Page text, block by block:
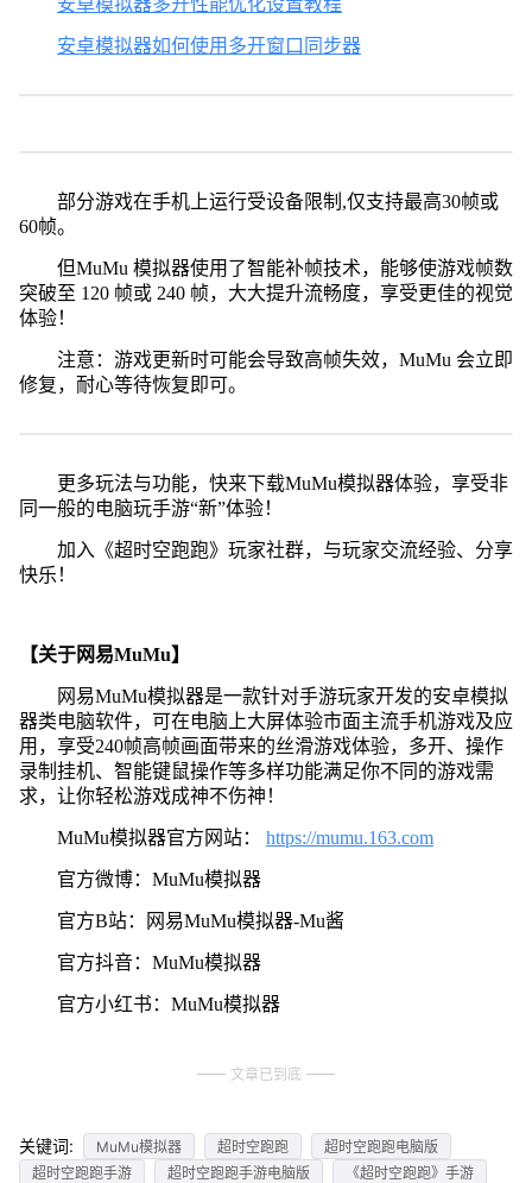
安卓模拟器多开性能优化设置教程
安卓模拟器如何使用多开窗口同步器
部分游戏在手机上运行受设备限制,仅支持最高30帧或
60帧。
但MuMu 模拟器使用了智能补帧技术，能够使游戏帧数
突破至 120 帧或 240 帧，大大提升流畅度，享受更佳的视觉
体验！
注意：游戏更新时可能会导致高帧失效，MuMu 会立即
修复，耐心等待恢复即可。
更多玩法与功能，快来下载MuMu模拟器体验，享受非
同一般的电脑玩手游“新”体验！
加入《超时空跑跑》玩家社群，与玩家交流经验、分享
快乐！
【关于网易MuMu】
网易MuMu模拟器是一款针对手游玩家开发的安卓模拟
器类电脑软件，可在电脑上大屏体验市面主流手机游戏及应
用，享受240帧高帧画面带来的丝滑游戏体验，多开、操作
录制挂机、智能键鼠操作等多样功能满足你不同的游戏需
求，让你轻松游戏成神不伤神！
MuMu模拟器官方网站： https://mumu.163.com
官方微博：MuMu模拟器
官方B站：网易MuMu模拟器-Mu酱
官方抖音：MuMu模拟器
官方小红书：MuMu模拟器
文章已到底
关键词: MuMu模拟器 超时空跑跑
超时空跑跑电脑版
超时空跑跑手游
超时空跑跑手游电脑版 《超时空跑跑》手游